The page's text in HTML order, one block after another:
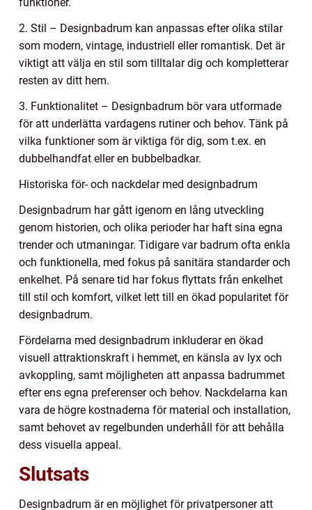
2. Stil – Designbadrum kan anpassas efter olika stilar
som modern, vintage, industriell eller romantisk. Det är
viktigt att välja en stil som tilltalar dig och kompletterar
resten av ditt hem.
3. Funktionalitet – Designbadrum bör vara utformade
för att underlätta vardagens rutiner och behov. Tänk på
vilka funktioner som är viktiga för dig, som t.ex. en
dubbelhandfat eller en bubbelbadkar.
Historiska för- och nackdelar med designbadrum
Designbadrum har gått igenom en lång utveckling
genom historien, och olika perioder har haft sina egna
trender och utmaningar. Tidigare var badrum ofta enkla
och funktionella, med fokus på sanitära standarder och
enkelhet. På senare tid har fokus flyttats från enkelhet
till stil och komfort, vilket lett till en ökad popularitet för
designbadrum.
Fördelarna med designbadrum inkluderar en ökad
visuell attraktionskraft i hemmet, en känsla av lyx och
avkoppling, samt möjligheten att anpassa badrummet
efter ens egna preferenser och behov. Nackdelarna kan
vara de högre kostnaderna för material och installation,
samt behovet av regelbunden underhåll för att behålla
dess visuella appeal.
Slutsats
Designbadrum är en möjlighet för privatpersoner att